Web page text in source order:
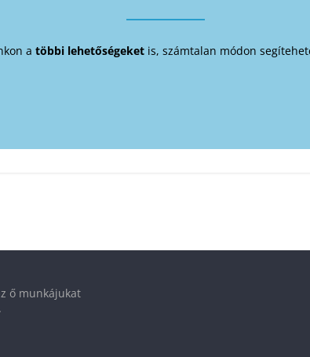
a többi lehetőségeket is, számtalan módon
ő munkájukat